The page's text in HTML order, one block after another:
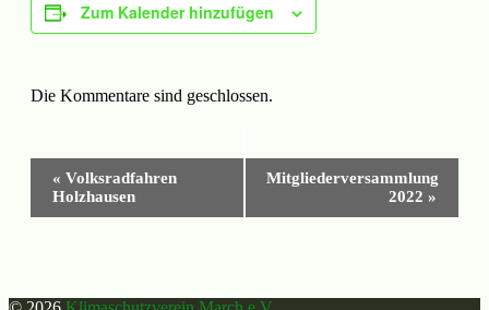
Zum Kalender hinzufügen
Die Kommentare sind geschlossen.
Veranstaltung-
Navigation
« Volksradfahren
Holzhausen
Mitgliederversammlung
2022 »